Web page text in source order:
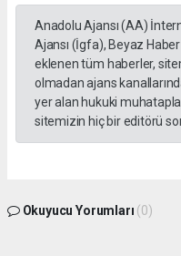
Anadolu Ajansı (AA)
Ajansı (İgfa), Beyaz
eklenen tüm haberler,
olmadan ajans
yer alan hukuki
sitemizin hiç bir editörü
Okuyucu Yorumları (0)